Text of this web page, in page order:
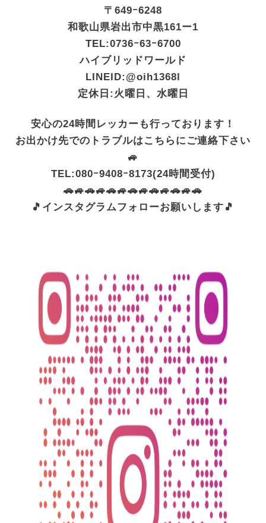
〒649ｰ6248
和歌山県岩出市中黒161ー1
TEL:0736ｰ63ｰ6700
ハイブリッドワールド
LINEID: @oih1368l
定休日:火曜日、水曜日
安心の24時間レッカーも行っております！
お出かけ先でのトラブルはこちらにご連絡下さい
🚙
TEL:080ｰ9408ｰ8173(24時間受付)
🚗🚙🚗🚙🚗🚙🚗🚙🚗🚙🚗🚙🚗
🎵インスタグラムフォローお願いします🎵